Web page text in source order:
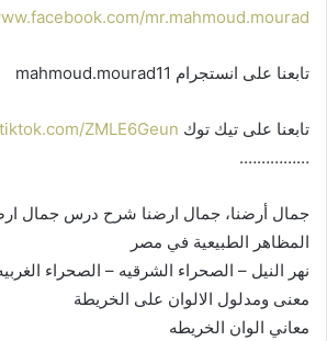
mr.mahmoud.mourad/
تابعنا على انستجرام mahmoud.mourad11
تابعنا على تيك توك ZMLE6Geun/
…………….
جمال أرضنا، جمال ارضنا شرح درس جمال
المظاهر الطبيعية في مصر
نهر النيل – الصحراء الشرقيه – الصحراء
معنى ومدلول الالوان على الخريطة
معاني الوان الخريطه